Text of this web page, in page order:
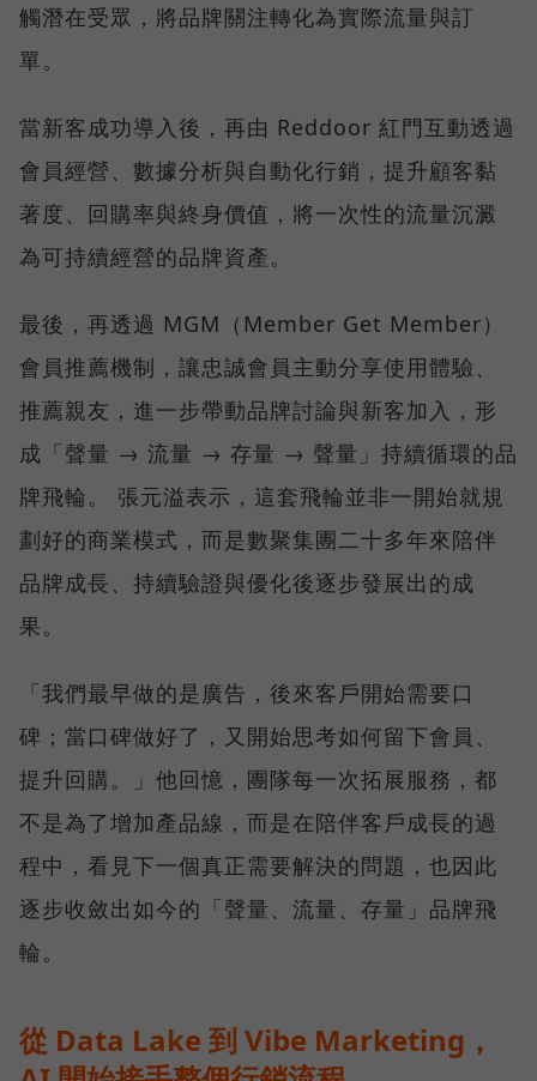
觸潛在受眾，將品牌關注轉化為實際流量與訂
單。
當新客成功導入後，再由 Reddoor 紅門互動透過
會員經營、數據分析與自動化行銷，提升顧客黏
著度、回購率與終身價值，將一次性的流量沉澱
為可持續經營的品牌資產。
最後，再透過 MGM（Member Get Member）
會員推薦機制，讓忠誠會員主動分享使用體驗、
推薦親友，進一步帶動品牌討論與新客加入，形
成「聲量 → 流量 → 存量 → 聲量」持續循環的品
牌飛輪。 張元溢表示，這套飛輪並非一開始就規
劃好的商業模式，而是數聚集團二十多年來陪伴
品牌成長、持續驗證與優化後逐步發展出的成
果。
「我們最早做的是廣告，後來客戶開始需要口
碑；當口碑做好了，又開始思考如何留下會員、
提升回購。」他回憶，團隊每一次拓展服務，都
不是為了增加產品線，而是在陪伴客戶成長的過
程中，看見下一個真正需要解決的問題，也因此
逐步收斂出如今的「聲量、流量、存量」品牌飛
輪。
從 Data Lake 到 Vibe Marketing，